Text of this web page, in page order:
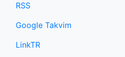
RSS
Google Takvim
LinkTR